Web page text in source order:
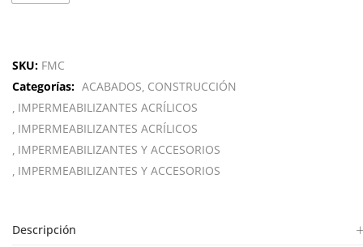
SKU: FMC
Categorías: ACABADOS CONSTRUCCIÓN
IMPERMEABILIZANTES ACRÍLICOS
IMPERMEABILIZANTES ACRÍLICOS
IMPERMEABILIZANTES Y ACCESORIOS
IMPERMEABILIZANTES Y ACCESORIOS
Descripción